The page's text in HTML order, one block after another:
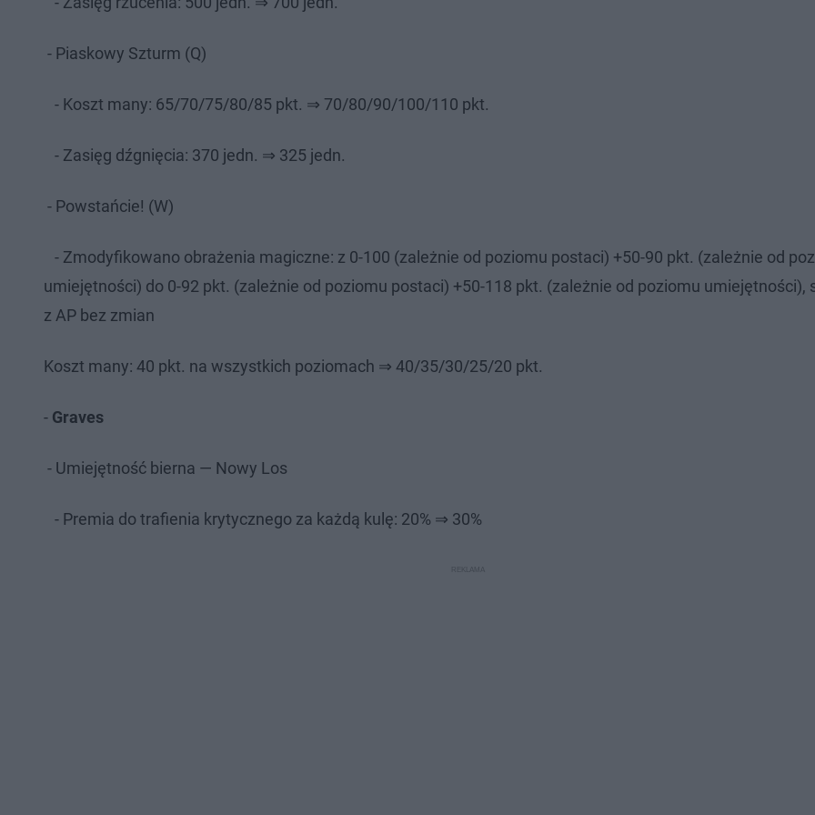
- Piaskowy Szturm (Q)
- Koszt many: 65/70/75/80/85 pkt. ⇒ 70/80/90/100/110 pkt.
- Zasięg dźgnięcia: 370 jedn. ⇒ 325 jedn.
- Powstańcie! (W)
- Zmodyfikowano obrażenia magiczne: z 0-100 (zależnie od poziomu postaci) +50-90 pkt. (zależnie od
umiejętności) do 0-92 pkt. (zależnie od poziomu postaci) +50-118 pkt. (zależnie od poziomu umiejętności),
z AP bez zmian
Koszt many: 40 pkt. na wszystkich poziomach ⇒ 40/35/30/25/20 pkt.
- Graves
- Umiejętność bierna — Nowy Los
- Premia do trafienia krytycznego za każdą kulę: 20% ⇒ 30%